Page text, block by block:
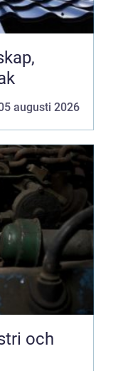
augusti 2026
och